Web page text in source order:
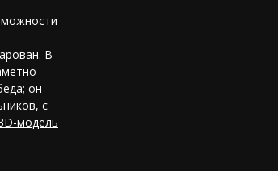
В
он
с
модель